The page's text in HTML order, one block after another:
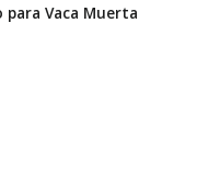
Vaca Muerta